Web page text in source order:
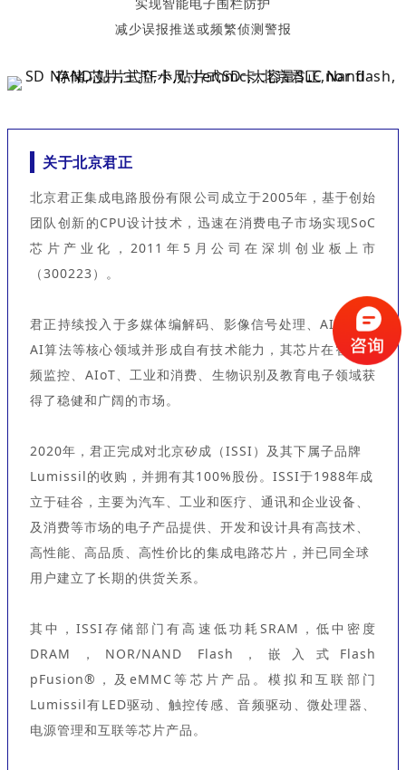
减少误报推送或频繁侦测警报
关于北京君正
北京君正集成电路股份有限公司成立于2005年，基于创始
团队创新的CPU设计技术，迅速在消费电子市场实现SoC
芯片产业化，2011年5月公司在深圳创业板上市
（300223）。
君正持续投入于多媒体编解码、影像信号处理、AI引擎、
AI算法等核心领域并形成自有技术能力，其芯片在智能视
频监控、AIoT、工业和消费、生物识别及教育电子领域获
得了稳健和广阔的市场。
2020年，君正完成对北京矽成（ISSI）及其下属子品牌
Lumissil的收购，并拥有其100%股份。ISSI于1988年成
立于硅谷，主要为汽车、工业和医疗、通讯和企业设备、
及消费等市场的电子产品提供、开发和设计具有高技术、
高性能、高品质、高性价比的集成电路芯片，并已同全球
用户建立了长期的供货关系。
其中，ISSI存储部门有高速低功耗SRAM，低中密度
DRAM，NOR/NAND Flash，嵌入式Flash
pFusion®，及eMMC等芯片产品。模拟和互联部门
Lumissil有LED驱动、触控传感、音频驱动、微处理器、
电源管理和互联等芯片产品。